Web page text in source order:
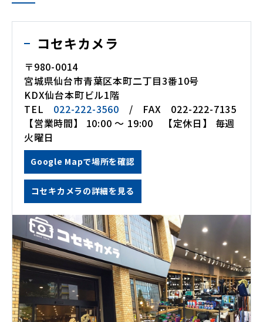
コセキカメラ
〒980-0014
宮城県仙台市青葉区本町二丁目3番10号
KDX仙台本町ビル1階
TEL 022-222-3560 / FAX 022-222-7135
【営業時間】 10:00 ～ 19:00 【定休日】 毎週
火曜日
Google Mapで場所を確認
コセキカメラの詳細を見る